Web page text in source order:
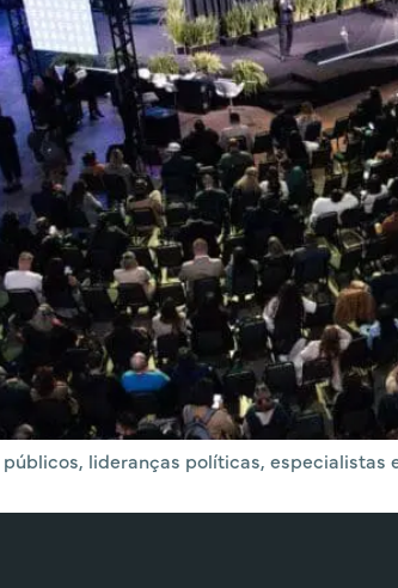
lideranças políticas,